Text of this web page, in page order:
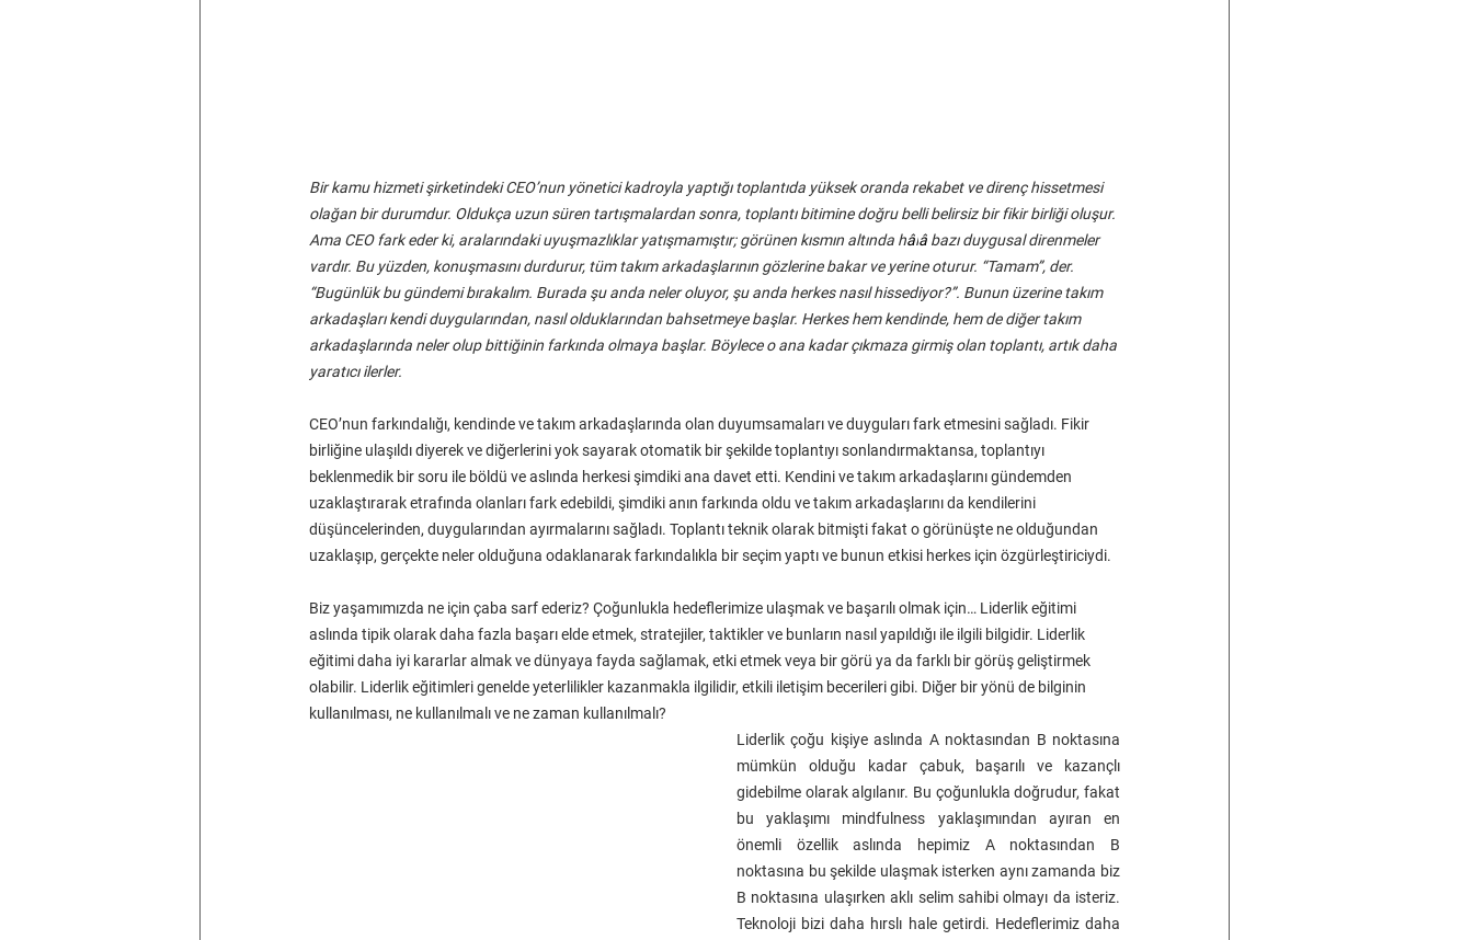
Bir kamu hizmeti şirketindeki CEO’nun yönetici kadroyla yaptığı toplantıda yüksek oranda rekabet ve direnç hissetmesi
olağan bir durumdur. Oldukça uzun süren tartışmalardan sonra, toplantı bitimine doğru belli belirsiz bir fikir birliği oluşur.
Ama CEO fark eder ki, aralarındaki uyuşmazlıklar yatışmamıştır; görünen kısmın altında hâlâ bazı duygusal direnmeler
vardır. Bu yüzden, konuşmasını durdurur, tüm takım arkadaşlarının gözlerine bakar ve yerine oturur. “Tamam”, der.
“Bugünlük bu gündemi bırakalım. Burada şu anda neler oluyor, şu anda herkes nasıl hissediyor?”. Bunun üzerine takım
arkadaşları kendi duygularından, nasıl olduklarından bahsetmeye başlar. Herkes hem kendinde, hem de diğer takım
arkadaşlarında neler olup bittiğinin farkında olmaya başlar. Böylece o ana kadar çıkmaza girmiş olan toplantı, artık daha
yaratıcı ilerler.
CEO’nun farkındalığı, kendinde ve takım arkadaşlarında olan duyumsamaları ve duyguları fark etmesini sağladı. Fikir
birliğine ulaşıldı diyerek ve diğerlerini yok sayarak otomatik bir şekilde toplantıyı sonlandırmaktansa, toplantıyı
beklenmedik bir soru ile böldü ve aslında herkesi şimdiki ana davet etti. Kendini ve takım arkadaşlarını gündemden
uzaklaştırarak etrafında olanları fark edebildi, şimdiki anın farkında oldu ve takım arkadaşlarını da kendilerini
düşüncelerinden, duygularından ayırmalarını sağladı. Toplantı teknik olarak bitmişti fakat o görünüşte ne olduğundan
uzaklaşıp, gerçekte neler olduğuna odaklanarak farkındalıkla bir seçim yaptı ve bunun etkisi herkes için özgürleştiriciydi.
Biz yaşamımızda ne için çaba sarf ederiz? Çoğunlukla hedeflerimize ulaşmak ve başarılı olmak için… Liderlik eğitimi
aslında tipik olarak daha fazla başarı elde etmek, stratejiler, taktikler ve bunların nasıl yapıldığı ile ilgili bilgidir. Liderlik
eğitimi daha iyi kararlar almak ve dünyaya fayda sağlamak, etki etmek veya bir görü ya da farklı bir görüş geliştirmek
olabilir. Liderlik eğitimleri genelde yeterlilikler kazanmakla ilgilidir, etkili iletişim becerileri gibi. Diğer bir yönü de bilginin
kullanılması, ne kullanılmalı ve ne zaman kullanılmalı?
Liderlik çoğu kişiye aslında A noktasından B noktasına
mümkün olduğu kadar çabuk, başarılı ve kazançlı
gidebilme olarak algılanır. Bu çoğunlukla doğrudur, fakat
bu yaklaşımı mindfulness yaklaşımından ayıran en
önemli özellik aslında hepimiz A noktasından B
noktasına bu şekilde ulaşmak isterken aynı zamanda biz
B noktasına ulaşırken aklı selim sahibi olmayı da isteriz.
Teknoloji bizi daha hırslı hale getirdi. Hedeflerimiz daha